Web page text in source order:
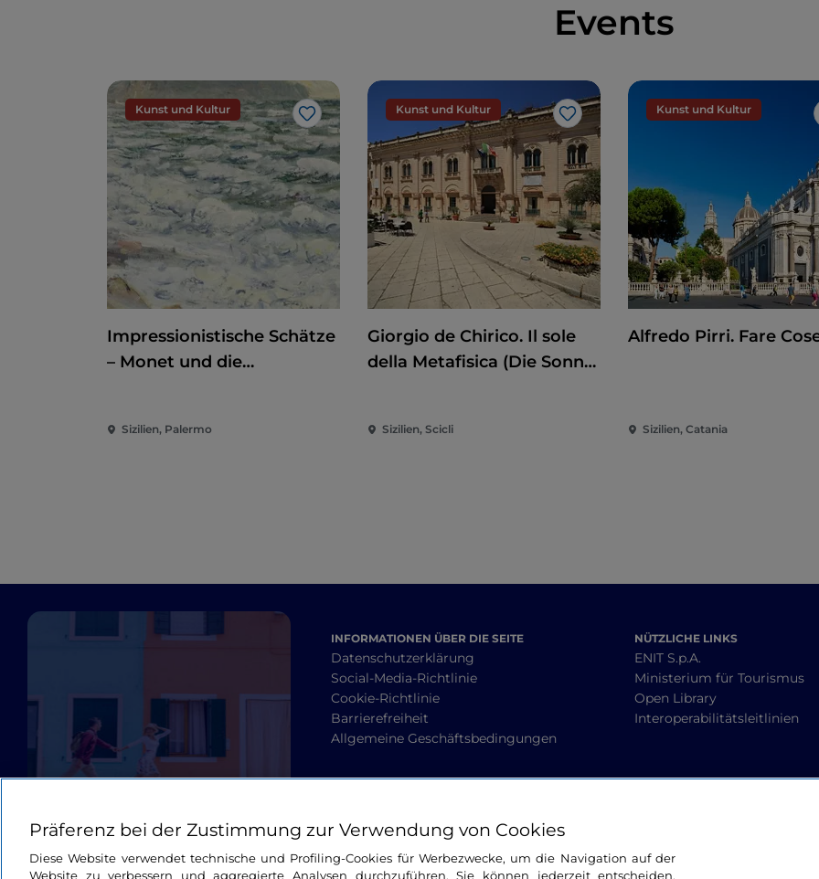
Events
Kunst und Kultur
Like
Impressionistische Schätze
– Monet und die
Sizilien, Palermo
Kunst und Kultur
Like
Giorgio de Chirico. Il sole
della Metafisica (Die Sonne
Sizilien, Scicli
Kunst und Kultur
Alfredo Pirri. Fare
Sizilien, Catania
INFORMATIONEN ÜBER DIE SEITE
Datenschutzerklärung
Social-Media-Richtlinie
Cookie-Richtlinie
Barrierefreiheit
Allgemeine Geschäftsbedingungen
NÜTZLICHE LINKS
ENIT S.p.A.
Ministerium für Tourismus
Open Library
Interoperabilitätsleitlinien
Präferenz bei der Zustimmung zur Verwendung von Cookies
Diese Website verwendet technische und Profiling-Cookies für Werbezwecke, um die Navigation auf der
Website zu verbessern und aggregierte Analysen durchzuführen. Sie können jederzeit entscheiden,